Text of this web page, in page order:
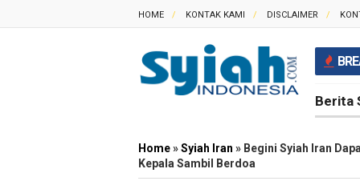
HOME KONTAK KAMI DISCLAIMER
Berita
Home»Syiah Iran » Begini Syiah Iran
Kepala Sambil Berdoa